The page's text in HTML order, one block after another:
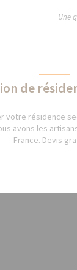
Une
de
votre résidence
avons les
France. Devis